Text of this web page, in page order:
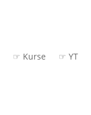
☞ Kurse ☞ YT